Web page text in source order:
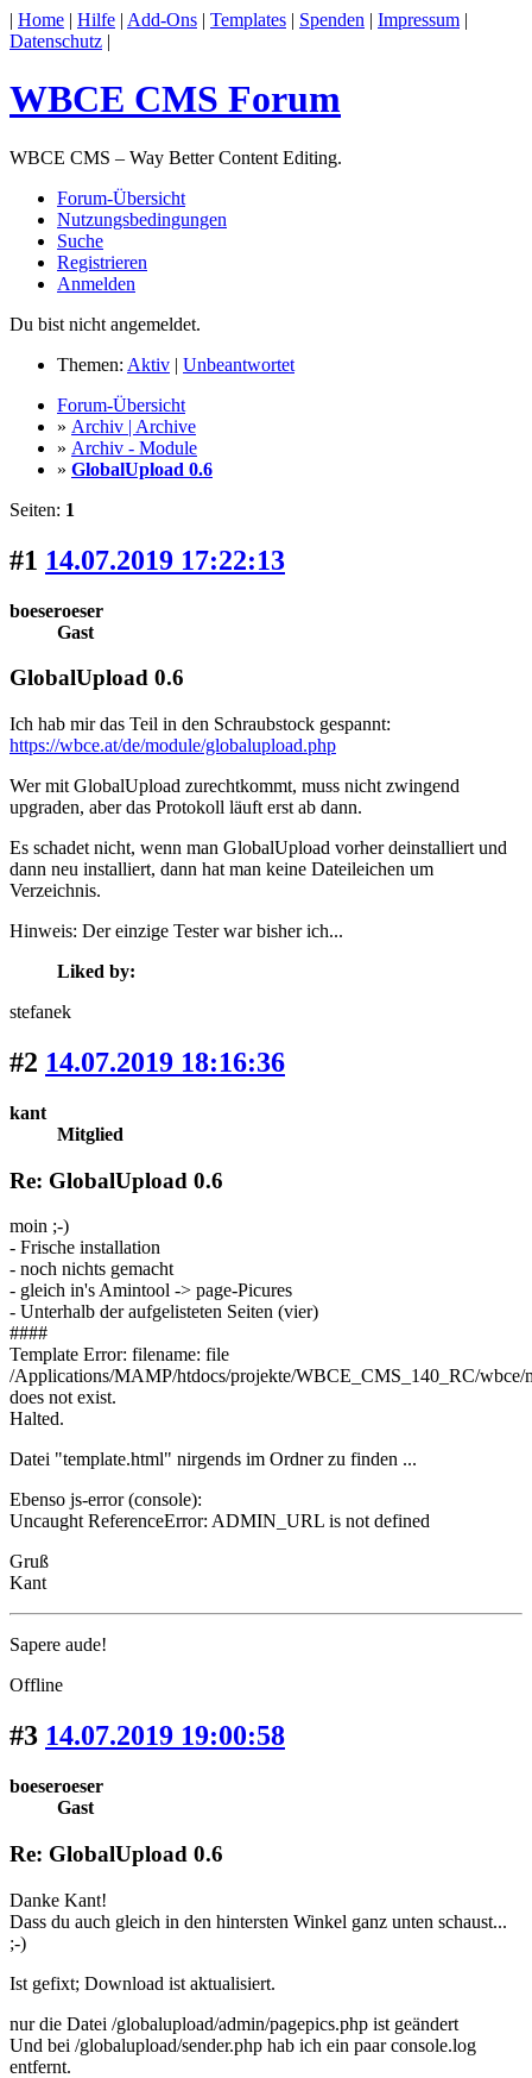
| Home | Hilfe | Add-Ons | Templates | Spenden | Impressum |
Datenschutz |
WBCE CMS Forum
WBCE CMS – Way Better Content Editing.
Forum-Übersicht
Nutzungsbedingungen
Suche
Registrieren
Anmelden
Du bist nicht angemeldet.
Themen: Aktiv | Unbeantwortet
Forum-Übersicht
» Archiv | Archive
» Archiv - Module
» GlobalUpload 0.6
Seiten: 1
#1 14.07.2019 17:22:13
boeseroeser
Gast
GlobalUpload 0.6
Ich hab mir das Teil in den Schraubstock gespannt:
https://wbce.at/de/module/globalupload.php
Wer mit GlobalUpload zurechtkommt, muss nicht zwingend
upgraden, aber das Protokoll läuft erst ab dann.
Es schadet nicht, wenn man GlobalUpload vorher deinstalliert und
dann neu installiert, dann hat man keine Dateileichen um
Verzeichnis.
Hinweis: Der einzige Tester war bisher ich...
Liked by:
stefanek
#2 14.07.2019 18:16:36
kant
Mitglied
Re: GlobalUpload 0.6
moin ;-)
- Frische installation
- noch nichts gemacht
- gleich in's Amintool -> page-Picures
- Unterhalb der aufgelisteten Seiten (vier)
####
Template Error: filename: file
/Applications/MAMP/htdocs/projekte/WBCE_CMS_140_RC/wbce/
does not exist.
Halted.
Datei "template.html" nirgends im Ordner zu finden ...
Ebenso js-error (console):
Uncaught ReferenceError: ADMIN_URL is not defined
Gruß
Kant
Sapere aude!
Offline
#3 14.07.2019 19:00:58
boeseroeser
Gast
Re: GlobalUpload 0.6
Danke Kant!
Dass du auch gleich in den hintersten Winkel ganz unten schaust...
;-)
Ist gefixt; Download ist aktualisiert.
nur die Datei /globalupload/admin/pagepics.php ist geändert
Und bei /globalupload/sender.php hab ich ein paar console.log
entfernt.